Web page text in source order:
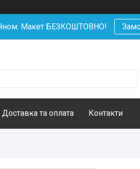
Макет БЕЗКОШТОВНО!
Доставка та оплата Контакти